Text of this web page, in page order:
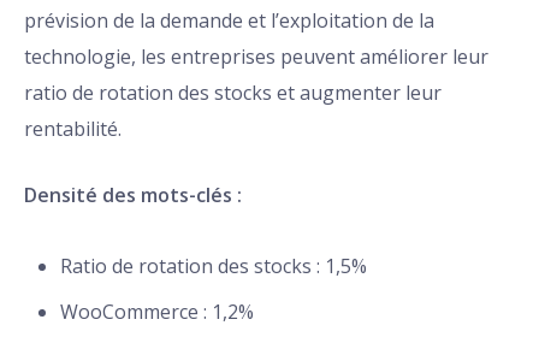
prévision de la demande et l’exploitation de la
technologie, les entreprises peuvent améliorer leur
ratio de rotation des stocks et augmenter leur
rentabilité.
Densité des mots-clés :
Ratio de rotation des stocks : 1,5%
WooCommerce : 1,2%